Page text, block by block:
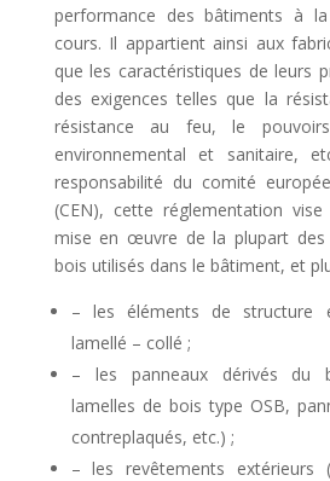
performance des bâtiments à
cours. Il appartient ainsi aux
que les caractéristiques de leurs
des exigences telles que la
résistance au feu, le
environnemental et sanitaire,
responsabilité du comité
(CEN), cette réglementation
mise en œuvre de la plupart des
bois utilisés dans le bâtiment, et
– les éléments de structure
lamellé – collé ;
– les panneaux dérivés du
lamelles de bois type OSB,
contreplaqués, etc.) ;
– les revêtements extérieurs